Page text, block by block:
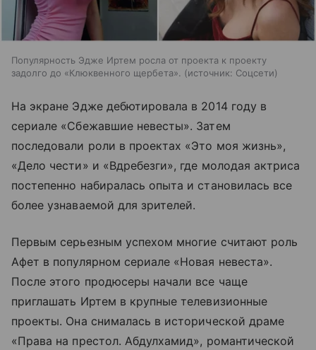
Популярность Эдже Иртем росла от проекта к проекту
задолго до «Клюквенного щербета».
источник: Соцсети
На экране Эдже дебютировала в 2014 году в
сериале «Сбежавшие невесты». Затем
последовали роли в проектах «Это моя жизнь»,
«Дело чести» и «Вдребезги», где молодая актриса
постепенно набиралась опыта и становилась все
более узнаваемой для зрителей.
Первым серьезным успехом многие считают роль
Афет в популярном сериале «Новая невеста».
После этого продюсеры начали все чаще
приглашать Иртем в крупные телевизионные
проекты. Она снималась в исторической драме
«Права на престол. Абдулхамид», романтической